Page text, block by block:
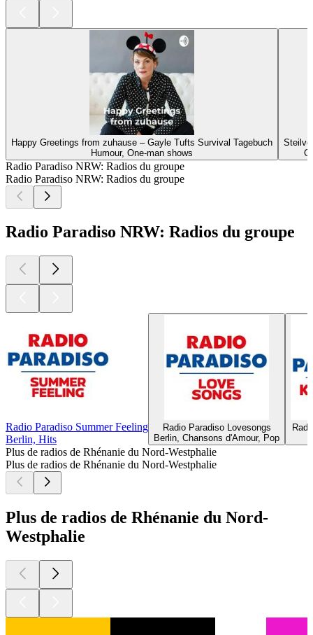
Happy Greetings from zuhause – Gayle Tufts Survival Tagebuch
Humour, One-man shows
Radio Paradiso NRW: Radios du groupe
Radio Paradiso NRW: Radios du groupe
Radio Paradiso NRW: Radios du groupe
Radio Paradiso Summer Feeling
Berlin, Hits
Radio Paradiso Lovesongs
Berlin, Chansons d'Amour, Pop
Plus de radios de Rhénanie du Nord-Westphalie
Plus de radios de Rhénanie du Nord-Westphalie
Plus de radios de Rhénanie du Nord-
Westphalie